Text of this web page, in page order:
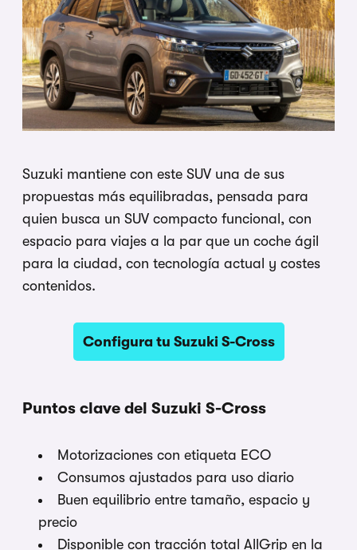
Suzuki mantiene con este SUV una de sus
propuestas más equilibradas, pensada para
quien busca un SUV compacto funcional, con
espacio para viajes a la par que un coche ágil
para la ciudad, con tecnología actual y costes
contenidos.
Configura tu Suzuki S-Cross
Puntos clave del Suzuki S-Cross
Motorizaciones con etiqueta ECO
Consumos ajustados para uso diario
Buen equilibrio entre tamaño, espacio y
precio
Disponible con tracción total AllGrip en la